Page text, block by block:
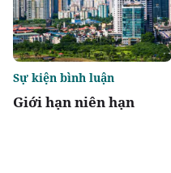
Giới hạn niên hạn
Sự kiện bình luận